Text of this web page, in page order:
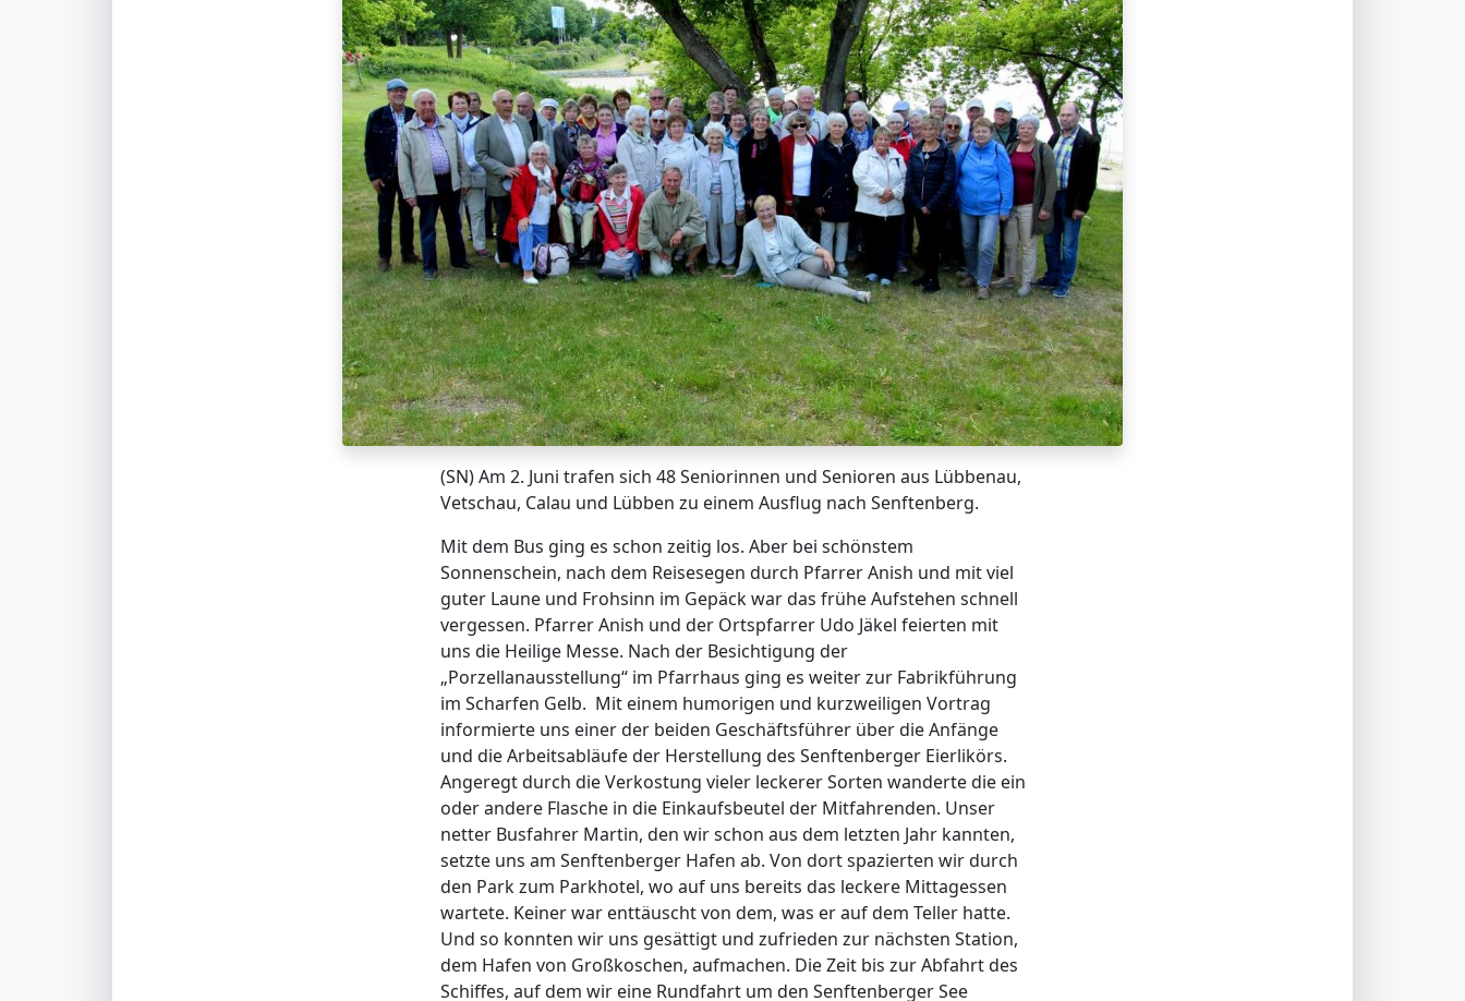
(SN) Am 2. Juni trafen sich 48 Seniorinnen und Senioren aus Lübbenau,
Vetschau, Calau und Lübben zu einem Ausflug nach Senftenberg.
Mit dem Bus ging es schon zeitig los. Aber bei schönstem
Sonnenschein, nach dem Reisesegen durch Pfarrer Anish und mit viel
guter Laune und Frohsinn im Gepäck war das frühe Aufstehen schnell
vergessen. Pfarrer Anish und der Ortspfarrer Udo Jäkel feierten mit
uns die Heilige Messe. Nach der Besichtigung der
„Porzellanausstellung“ im Pfarrhaus ging es weiter zur Fabrikführung
im Scharfen Gelb. Mit einem humorigen und kurzweiligen Vortrag
informierte uns einer der beiden Geschäftsführer über die Anfänge
und die Arbeitsabläufe der Herstellung des Senftenberger Eierlikörs.
Angeregt durch die Verkostung vieler leckerer Sorten wanderte die ein
oder andere Flasche in die Einkaufsbeutel der Mitfahrenden. Unser
netter Busfahrer Martin, den wir schon aus dem letzten Jahr kannten,
setzte uns am Senftenberger Hafen ab. Von dort spazierten wir durch
den Park zum Parkhotel, wo auf uns bereits das leckere Mittagessen
wartete. Keiner war enttäuscht von dem, was er auf dem Teller hatte.
Und so konnten wir uns gesättigt und zufrieden zur nächsten Station,
dem Hafen von Großkoschen, aufmachen. Die Zeit bis zur Abfahrt des
Schiffes, auf dem wir eine Rundfahrt um den Senftenberger See